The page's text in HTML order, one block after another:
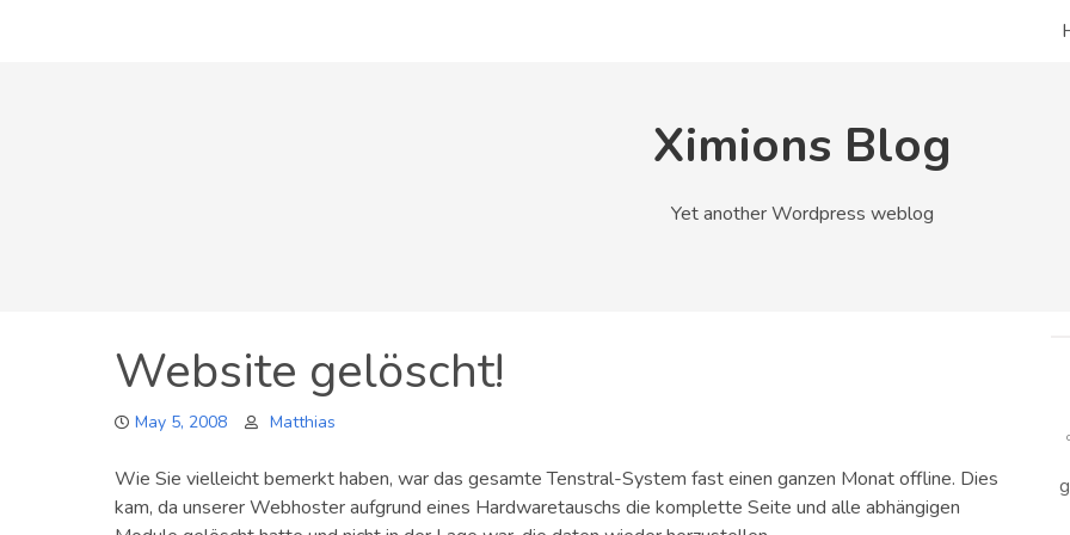
Ximions Blog
Yet another Wordpress weblog
Website gelöscht!
May 5, 2008 Matthias
Wie Sie vielleicht bemerkt haben, war das gesamte Tenstral-System fast einen ganzen Monat offline. Dies
kam, da unserer Webhoster aufgrund eines Hardwaretauschs die komplette Seite und alle abhängigen